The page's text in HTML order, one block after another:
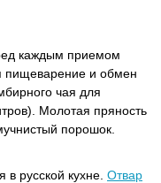
каждым приемом
пищеварение и обмен
чая для
Молотая прянoсть
порошок.
русской кухне. Отвар